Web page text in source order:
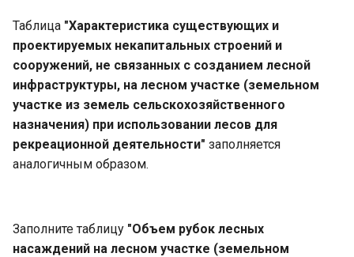
Таблица "Характеристика существующих и
проектируемых некапитальных строений и
сооружений, не связанных с созданием лесной
инфраструктуры, на лесном участке (земельном
участке из земель сельскохозяйственного
назначения) при использовании лесов для
рекреационной деятельности" заполняется
аналогичным образом.
Заполните таблицу "Объем рубок лесных
насаждений на лесном участке (земельном